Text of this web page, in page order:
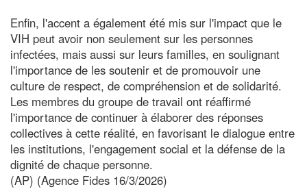
Enfin, l'accent a également été mis sur l'impact que le
VIH peut avoir non seulement sur les personnes
infectées, mais aussi sur leurs familles, en soulignant
l'importance de les soutenir et de promouvoir une
culture de respect, de compréhension et de solidarité.
Les membres du groupe de travail ont réaffirmé
l'importance de continuer à élaborer des réponses
collectives à cette réalité, en favorisant le dialogue entre
les institutions, l'engagement social et la défense de la
dignité de chaque personne.
(AP) (Agence Fides 16/3/2026)